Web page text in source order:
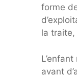
forme
la traite,
avant